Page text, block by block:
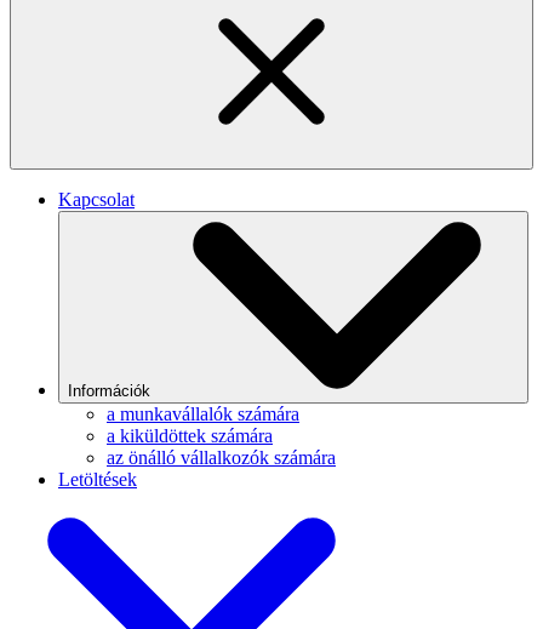
Kapcsolat
Információk
a munkavállalók számára
a kiküldöttek számára
az önálló vállalkozók számára
Letöltések